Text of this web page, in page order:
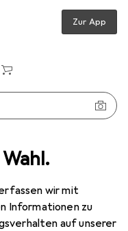
wir mit
Informationen zu
auf unserer
Zur App